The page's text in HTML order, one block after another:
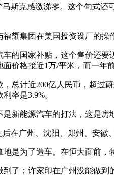
斯克感激涕零。这个句式
耀集团在美国投资设厂的操
的国家补贴，这个售价还
价格接近1万/平米，而一年
总计近200亿人民币，超过
率是3.9%。
新能源汽车的打法，这是房
在广州、沈阳、郑州、安徽
是为了造车。在恒大面前
了；许家印在广州没能做到